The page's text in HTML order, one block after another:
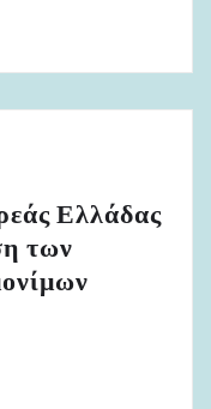
Ελλάδας
των